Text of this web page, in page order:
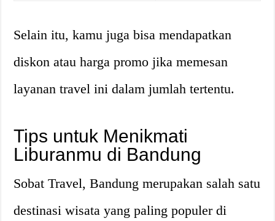
Selain itu, kamu juga bisa mendapatkan
diskon atau harga promo jika memesan
layanan travel ini dalam jumlah tertentu.
Tips untuk Menikmati
Liburanmu di Bandung
Sobat Travel, Bandung merupakan salah satu
destinasi wisata yang paling populer di